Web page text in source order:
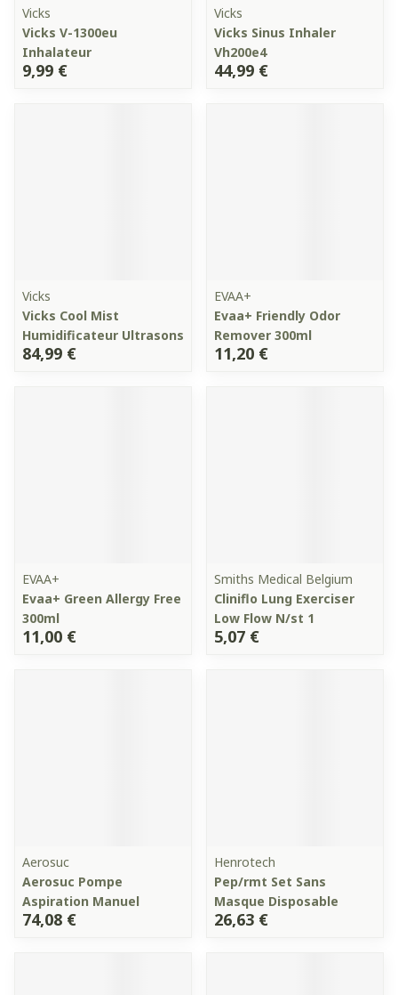
Vicks
Vicks V-1300eu
Inhalateur
9,99 €
Vicks
Vicks Sinus Inhaler
Vh200e4
44,99 €
Vicks
Vicks Cool Mist
Humidificateur Ultrasons
84,99 €
EVAA+
Evaa+ Friendly Odor
Remover 300ml
11,20 €
EVAA+
Evaa+ Green Allergy Free
300ml
11,00 €
Smiths Medical Belgium
Cliniflo Lung Exerciser
Low Flow N/st 1
5,07 €
Aerosuc
Aerosuc Pompe
Aspiration Manuel
74,08 €
Henrotech
Pep/rmt Set Sans
Masque Disposable
26,63 €